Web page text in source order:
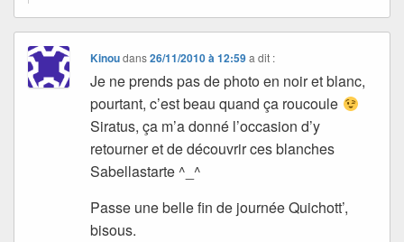
Kinoudans26/11/2010 à 12:59 a dit :
Je ne prends pas de photo en noir et blanc,
pourtant, c’est beau quand ça roucoule
Siratus, ça m’a donné l’occasion d’y
retourner et de découvrir ces blanches
Sabellastarte ^_^
Passe une belle fin de journée Quichott’,
bisous.